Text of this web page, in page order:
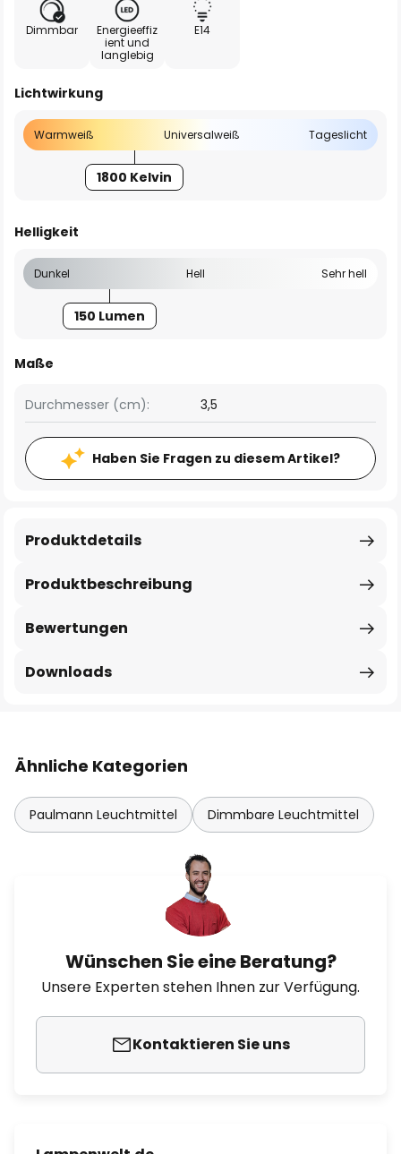
Dimmbar
Energieeffiz
ient und
langlebig
E14
Lichtwirkung
Warmweiß Universalweiß Tageslicht
1800 Kelvin
Helligkeit
Dunkel Hell Sehr hell
150 Lumen
Maße
Durchmesser (cm): 3,5
Haben Sie Fragen zu diesem Artikel?
Produktbeschreibung
Produktdetails
Bewertungen
Downloads
Ähnliche Kategorien
Paulmann Leuchtmittel Dimmbare Leuchtmittel
Wünschen Sie eine Beratung?
Unsere Experten stehen Ihnen zur Verfügung.
Kontaktieren Sie uns